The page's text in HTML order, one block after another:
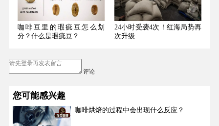
咖啡豆里的瑕疵豆怎么划
分？什么是瑕疵豆？
24小时受袭4次！红海局势再
次升级
评论
您可能感兴趣
咖啡烘焙的过程中会出现什么反应？